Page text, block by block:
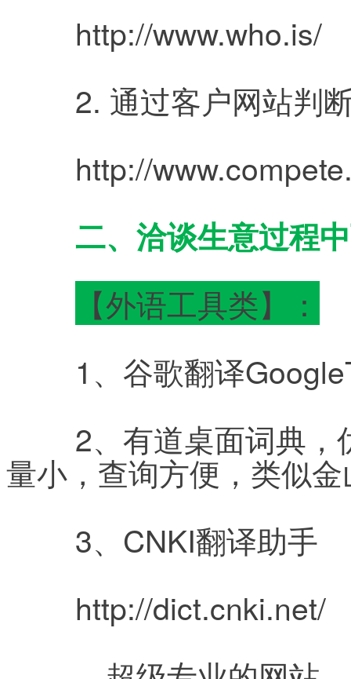
	http://www.who.is/
2. 通过客户网站判
http://
二、洽谈生意过程
【外语工具类】：
1、谷歌翻译
量小，查询方便，类似
	3、CNKI翻译助手
	http://dict.cnki.net/